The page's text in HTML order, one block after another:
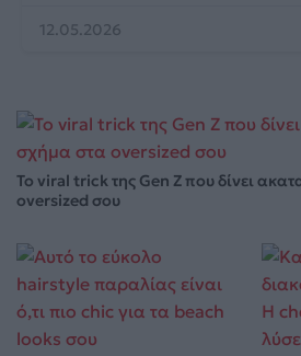
12.05.2026
Το viral trick της Gen Z που δίνει
oversized σου